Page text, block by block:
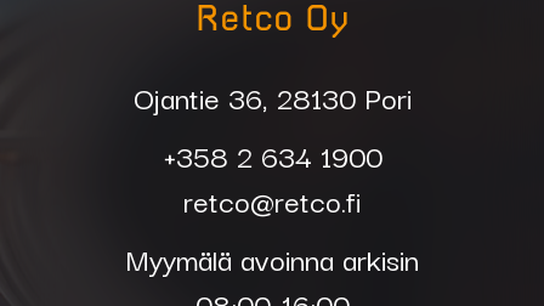
Retco Oy
Ojantie 36, 28130 Pori
+358 2 634 1900
retco@retco.fi
Myymälä avoinna arkisin